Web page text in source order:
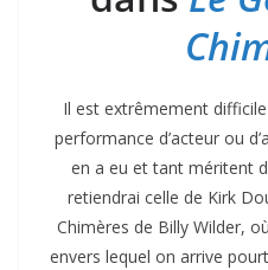
Il est extrêmement
performance d’acteur ou
en a eu et tant méritent
retiendrai celle de Kirk
Chimères de Billy Wilder,
envers lequel on arrive